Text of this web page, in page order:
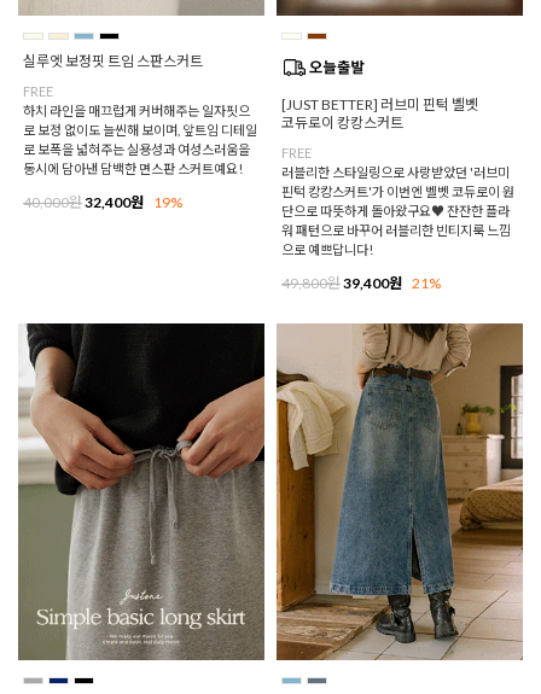
실루엣 보정핏 트임 스판스커트
FREE
하치 라인을 매끄럽게 커버해주는 일자핏으
로 보정 없이도 늘씬해 보이며, 앞트임 디테일
로 보폭을 넓혀주는 실용성과 여성스러움을
동시에 담아낸 담백한 면스판 스커트예요!
40,000원32,400원 19%
[JUST BETTER] 러브미 핀턱 벨벳
코듀로이 캉캉스커트
FREE
러블리한 스타일링으로 사랑받았던 '러브미
핀턱 캉캉스커트'가 이번엔 벨벳 코듀로이 원
단으로 따뜻하게 돌아왔구요♥ 잔잔한 플라
워 패턴으로 바꾸어 러블리한 빈티지룩 느낌
으로 예쁘답니다!
49,800원39,400원 21%